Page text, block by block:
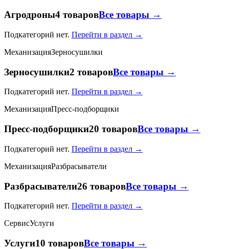
Агродроны4 товаровВсе товары →
Подкатегорий нет. Перейти в раздел →
МеханизацияЗерносушилки
Зерносушилки2 товаровВсе товары →
Подкатегорий нет. Перейти в раздел →
МеханизацияПресс-подборщики
Пресс-подборщики20 товаровВсе товары →
Подкатегорий нет. Перейти в раздел →
МеханизацияРазбрасыватели
Разбрасыватели26 товаровВсе товары →
Подкатегорий нет. Перейти в раздел →
СервисУслуги
Услуги10 товаровВсе товары →